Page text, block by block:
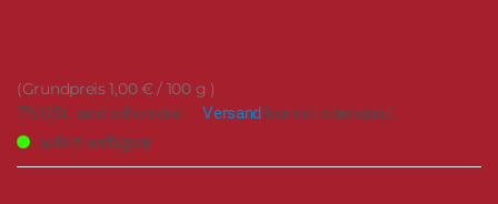
1,00 €/ 100 g
7% USt. sind schon drin –Versand kommt obendrauf.
sofort verfügbar